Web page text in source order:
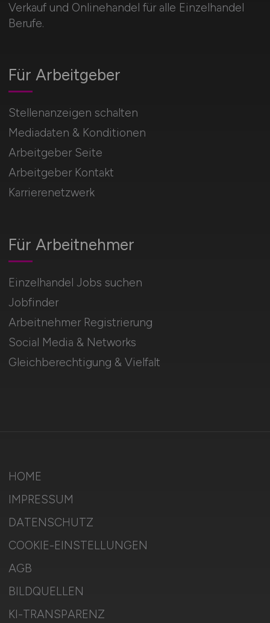
Verkauf und Onlinehandel für alle Einzelhandel
Berufe.
Für Arbeitnehmer
Einzelhandel Jobs suchen
Jobfinder
Arbeitnehmer Registrierung
Social Media & Networks
Gleichberechtigung & Vielfalt
Für Arbeitgeber
Stellenanzeigen schalten
Mediadaten & Konditionen
Arbeitgeber Seite
Arbeitgeber Kontakt
Karrierenetzwerk
HOME
IMPRESSUM
DATENSCHUTZ
COOKIE-EINSTELLUNGEN
AGB
BILDQUELLEN
KI-TRANSPARENZ